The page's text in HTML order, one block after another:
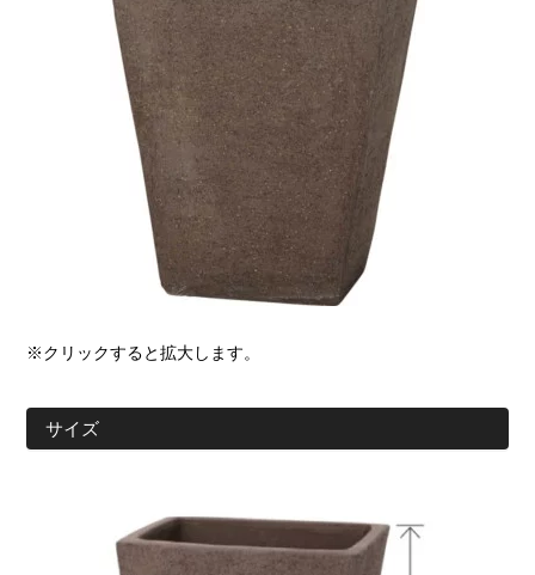
※クリックすると拡大します。
サイズ